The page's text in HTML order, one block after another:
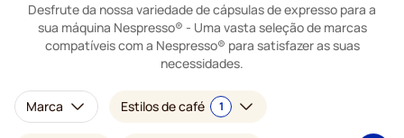
Desfrute da nossa variedade de cápsulas de expresso para a
sua máquina Nespresso® - Uma vasta seleção de marcas
compatíveis com a Nespresso® para satisfazer as suas
necessidades.
Marca Estilos de café 1